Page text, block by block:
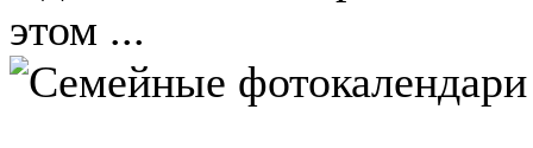
этом ...